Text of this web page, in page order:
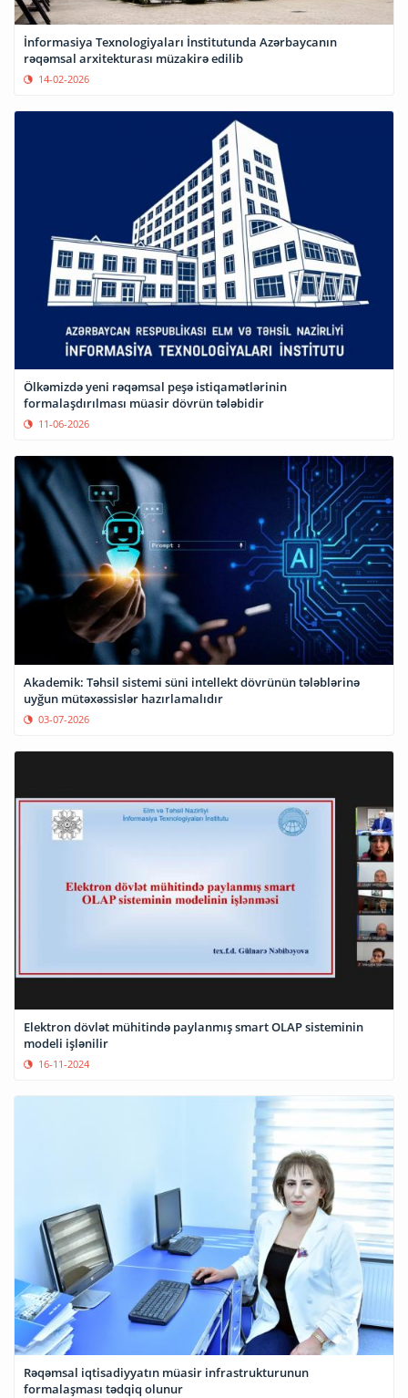
İnformasiya Texnologiyaları İnstitutunda Azərbaycanın
rəqəmsal arxitekturası müzakirə edilib
14-02-2026
Ölkəmizdə yeni rəqəmsal peşə istiqamətlərinin
formalaşdırılması müasir dövrün tələbidir
11-06-2026
Akademik: Təhsil sistemi süni intellekt dövrünün tələblərinə
uyğun mütəxəssislər hazırlamalıdır
03-07-2026
Elektron dövlət mühitində paylanmış smart OLAP sisteminin
modeli işlənilir
16-11-2024
Rəqəmsal iqtisadiyyatın müasir infrastrukturunun
formalaşması tədqiq olunur